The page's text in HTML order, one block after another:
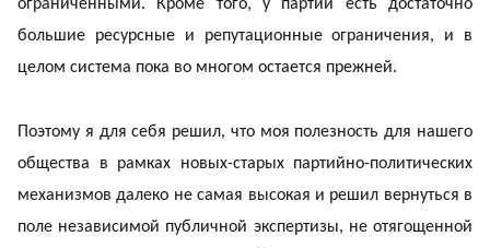
ограниченными. Кроме того, у партии есть достаточно
большие ресурсные и репутационные ограничения, и в
целом система пока во многом остается прежней.
Поэтому я для себя решил, что моя полезность для нашего
общества в рамках новых-старых партийно-политических
механизмов далеко не самая высокая и решил вернуться в
поле независимой публичной экспертизы, не отягощенной